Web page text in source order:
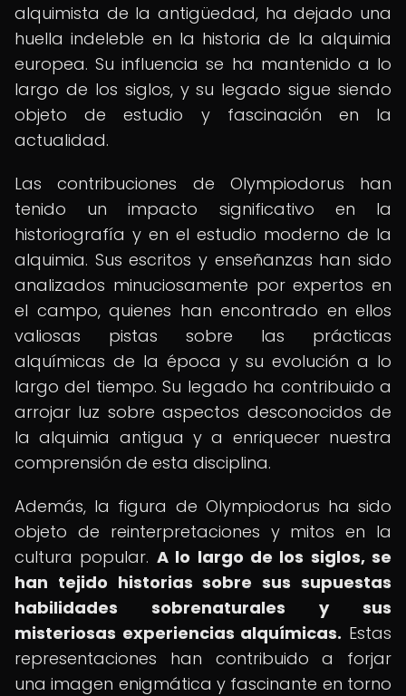
alquimista de la antigüedad, ha dejado una
huella indeleble en la historia de la alquimia
europea. Su influencia se ha mantenido a lo
largo de los siglos, y su legado sigue siendo
objeto de estudio y fascinación en la
actualidad.
Las contribuciones de Olympiodorus han
tenido un impacto significativo en la
historiografía y en el estudio moderno de la
alquimia. Sus escritos y enseñanzas han sido
analizados minuciosamente por expertos en
el campo, quienes han encontrado en ellos
valiosas pistas sobre las prácticas
alquímicas de la época y su evolución a lo
largo del tiempo. Su legado ha contribuido a
arrojar luz sobre aspectos desconocidos de
la alquimia antigua y a enriquecer nuestra
comprensión de esta disciplina.
Además, la figura de Olympiodorus ha sido
objeto de reinterpretaciones y mitos en la
cultura popular. A lo largo de los siglos, se
han tejido historias sobre sus supuestas
habilidades sobrenaturales y sus
misteriosas experiencias alquímicas. Estas
representaciones han contribuido a forjar
una imagen enigmática y fascinante en torno